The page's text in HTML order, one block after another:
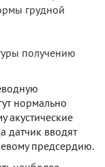
грудной
получению
нормально
акустические
датчик вводят
предсердию.